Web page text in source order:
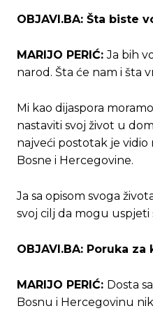
OBJAVI.BA: Šta biste
MARIJO PERIĆ:Ja bih
narod. Šta će nam i šta
Mi kao dijaspora
nastaviti svoj život u
najveći postotak je
Bosne i Hercegovine.
Ja sa opisom svoga
svoj cilj da mogu uspjeti
OBJAVI.BA: Poruka za
MARIJO PERIĆ: Dosta
Bosnu i Hercegovinu